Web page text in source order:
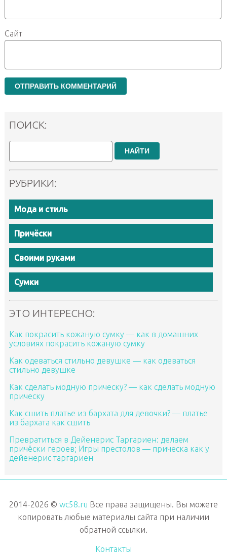
Сайт
ПОИСК:
НАЙТИ
РУБРИКИ:
Мода и стиль
Причёски
Своими руками
Сумки
ЭТО ИНТЕРЕСНО:
Как покрасить кожаную сумку — как в домашних
условиях покрасить кожаную сумку
Как одеваться стильно девушке — как одеваться
стильно девушке
Как сделать модную прическу? — как сделать модную
прическу
Как сшить платье из бархата для девочки? — платье
из бархата как сшить
Превратиться в Дейенерис Таргариен: делаем
причёски героев; Игры престолов — прическа как у
дейенерис таргариен
2014-2026 © wc58.ru Все права защищены. Вы можете
копировать любые материалы сайта при наличии
обратной ссылки.
Контакты